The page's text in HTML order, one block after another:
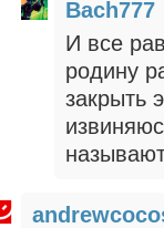
Bach777
И все
родину
закрыть